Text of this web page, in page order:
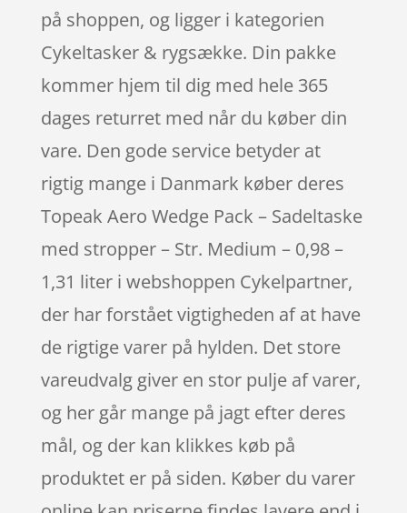
på shoppen, og ligger i kategorien
Cykeltasker & rygsække. Din pakke
kommer hjem til dig med hele 365
dages returret med når du køber din
vare. Den gode service betyder at
rigtig mange i Danmark køber deres
Topeak Aero Wedge Pack – Sadeltaske
med stropper – Str. Medium – 0,98 –
1,31 liter i webshoppen Cykelpartner,
der har forstået vigtigheden af at have
de rigtige varer på hylden. Det store
vareudvalg giver en stor pulje af varer,
og her går mange på jagt efter deres
mål, og der kan klikkes køb på
produktet er på siden. Køber du varer